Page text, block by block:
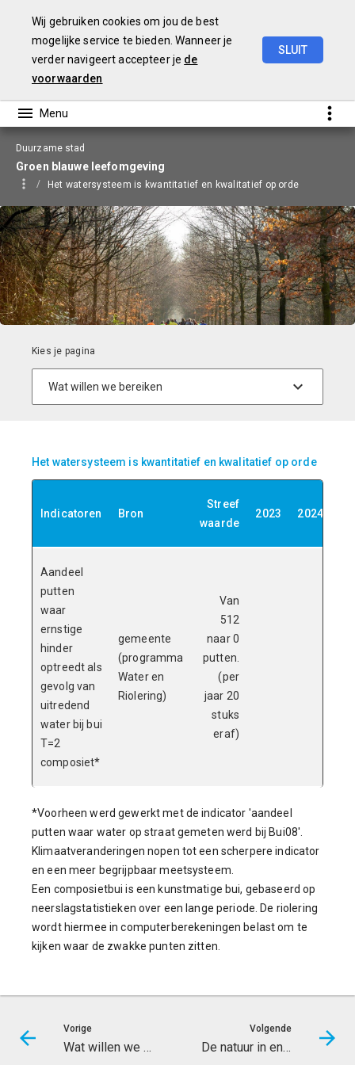
Wij gebruiken cookies om jou de best
mogelijke service te bieden. Wanneer je
verder navigeert accepteer je de
voorwaarden
SLUIT
Duurzame stad
Groen blauwe leefomgeving
Het watersysteem is kwantitatief en kwalitatief op orde
Het watersysteem is kwantitatief en kwalitatief op orde
Indicatoren Bron
Streef
waarde
2023 2024
Aandeel
putten
waar
ernstige
hinder
optreedt als
gevolg van
uitredend
water bij bui
T=2
composiet*
gemeente
(programma
Water en
Riolering)
Van
512
naar 0
putten.
(per
jaar 20
stuks
eraf)
*Voorheen werd gewerkt met de indicator 'aandeel
putten waar water op straat gemeten werd bij Bui08'.
Klimaatveranderingen nopen tot een scherpere indicator
en een meer begrijpbaar meetsysteem.
Een composietbui is een kunstmatige bui, gebaseerd op
neerslagstatistieken over een lange periode. De riolering
wordt hiermee in computerberekeningen belast om te
kijken waar de zwakke punten zitten.
Vorige
Wat willen we bereiken
Volgende
De natuur in en om de stad is kwalitatief hoogwaardig